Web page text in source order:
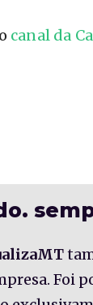
canal da
Foi